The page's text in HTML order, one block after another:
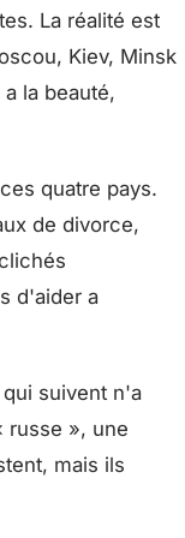
La réalité est
Kiev, Minsk
la beauté,
quatre pays.
de divorce,
d'aider a
suivent n'a
russe », une
mais ils